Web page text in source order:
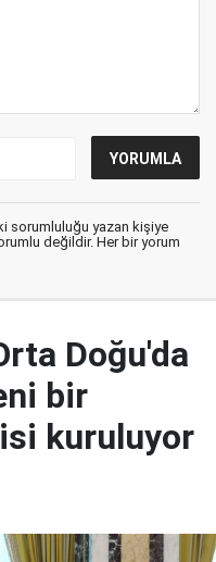
sorumluluğu yazan kişiye
değildir. Her bir yorum
Doğu'da
bir
kuruluyor